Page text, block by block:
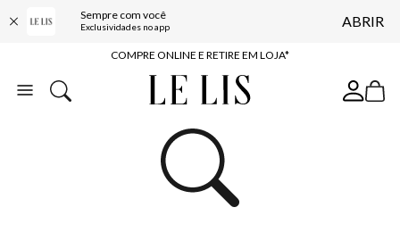
Sempre com você
Exclusividades no app ABRIR
10% OFF NA PRIMEIRA COMPRA*
COMPRE ONLINE E RETIRE EM LOJA*
ENTREGA EXPRESSA*
BAIXE O APP
10% OFF NA PRIMEIRA COMPRA*